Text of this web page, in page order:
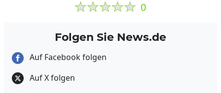
0
Folgen Sie News.de
Auf Facebook folgen
Auf X folgen